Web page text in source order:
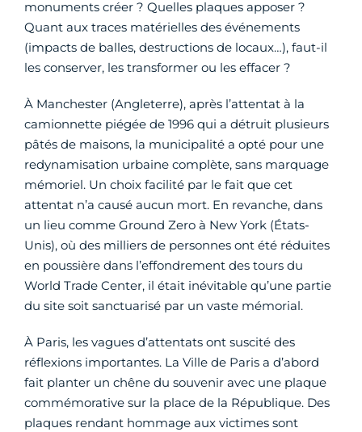
monuments créer ? Quelles plaques apposer ?
Quant aux traces matérielles des événements
(impacts de balles, destructions de locaux…), faut-il
les conserver, les transformer ou les effacer ?
À Manchester (Angleterre), après l’attentat à la
camionnette piégée de 1996 qui a détruit plusieurs
pâtés de maisons, la municipalité a opté pour une
redynamisation urbaine complète, sans marquage
mémoriel. Un choix facilité par le fait que cet
attentat n’a causé aucun mort. En revanche, dans
un lieu comme Ground Zero à New York (États-
Unis), où des milliers de personnes ont été réduites
en poussière dans l’effondrement des tours du
World Trade Center, il était inévitable qu’une partie
du site soit sanctuarisé par un vaste mémorial.
À Paris, les vagues d’attentats ont suscité des
réflexions importantes. La Ville de Paris a d’abord
fait planter un chêne du souvenir avec une plaque
commémorative sur la place de la République. Des
plaques rendant hommage aux victimes sont